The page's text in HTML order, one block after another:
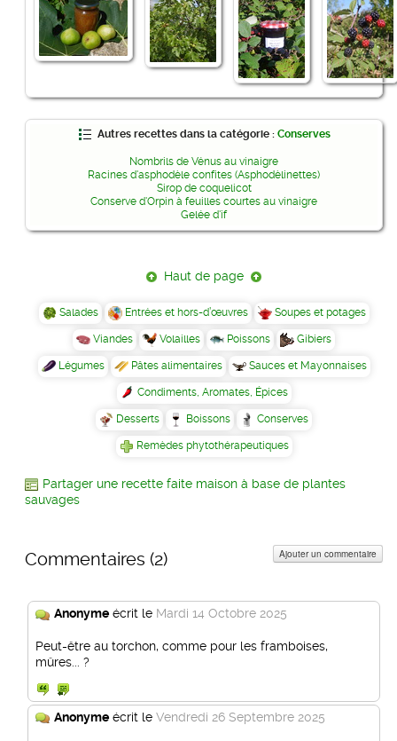
Autres recettes dans la catégorie : Conserves
Nombrils de Vénus au vinaigre
Racines d'asphodèle confites (Asphodèlinettes)
Sirop de coquelicot
Conserve d'Orpin à feuilles courtes au vinaigre
Gelée d'if
Haut de page
Salades Entrées et hors-d’œuvres Soupes et potages
Viandes Volailles Poissons Gibiers
Légumes Pâtes alimentaires Sauces et Mayonnaises
Condiments, Aromates, Épices
Desserts Boissons Conserves
Remèdes phytothérapeutiques
Partager une recette faite maison à base de plantes
sauvages
Commentaires (2) Ajouter un commentaire
Anonyme écrit le Mardi 14 Octobre 2025
Peut-être au torchon, comme pour les framboises,
mûres... ?
Anonyme écrit le Vendredi 26 Septembre 2025